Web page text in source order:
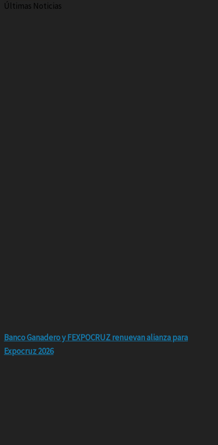
Últimas Noticias
Banco Ganadero y FEXPOCRUZ renuevan alianza para
Expocruz 2026